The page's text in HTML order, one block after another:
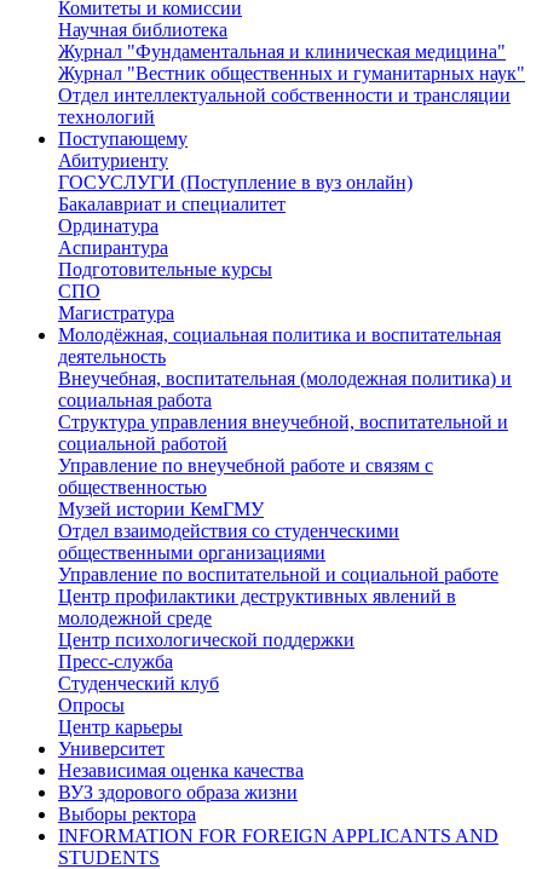
Комитеты и комиссии
Научная библиотека
Журнал "Фундаментальная и клиническая медицина"
Журнал "Вестник общественных и гуманитарных наук"
Отдел интеллектуальной собственности и трансляции
технологий
Поступающему
Абитуриенту
ГОСУСЛУГИ (Поступление в вуз онлайн)
Бакалавриат и специалитет
Ординатура
Аспирантура
Подготовительные курсы
СПО
Магистратура
Молодёжная, социальная политика и воспитательная
деятельность
Внеучебная, воспитательная (молодежная политика) и
социальная работа
Структура управления внеучебной, воспитательной и
социальной работой
Управление по внеучебной работе и связям с
общественностью
Музей истории КемГМУ
Отдел взаимодействия со студенческими
общественными организациями
Управление по воспитательной и социальной работе
Центр профилактики деструктивных явлений в
молодежной среде
Центр психологической поддержки
Пресс-служба
Студенческий клуб
Опросы
Центр карьеры
Университет
Независимая оценка качества
ВУЗ здорового образа жизни
Выборы ректора
INFORMATION FOR FOREIGN APPLICANTS AND
STUDENTS